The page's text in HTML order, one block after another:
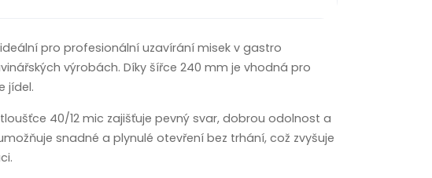
pro profesionální uzavírání misek v gastro
výrobách. Díky šířce 240 mm je vhodná pro
jídel.
40/12 mic zajišťuje pevný svar, dobrou odolnost a
snadné a plynulé otevření bez trhání, což zvyšuje